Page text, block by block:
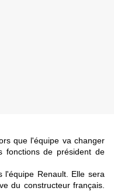
que l'équipe va changer
fonctions de président de
l'équipe Renault. Elle sera
du constructeur français.